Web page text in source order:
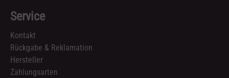
Service
Kontakt
Rückgabe & Reklamation
Hersteller
Zahlungsarten